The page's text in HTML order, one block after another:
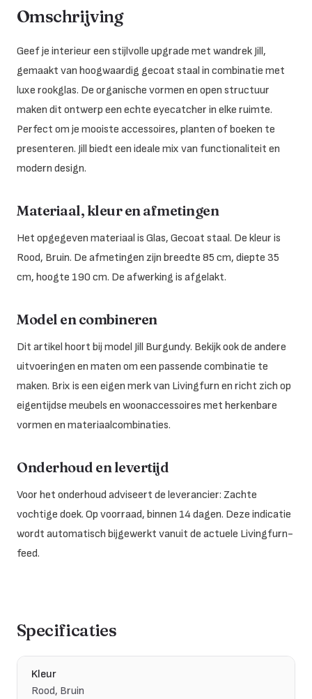
Omschrijving
Geef je interieur een stijlvolle upgrade met wandrek Jill,
gemaakt van hoogwaardig gecoat staal in combinatie met
luxe rookglas. De organische vormen en open structuur
maken dit ontwerp een echte eyecatcher in elke ruimte.
Perfect om je mooiste accessoires, planten of boeken te
presenteren. Jill biedt een ideale mix van functionaliteit en
modern design.
Materiaal, kleur en afmetingen
Het opgegeven materiaal is Glas, Gecoat staal. De kleur is
Rood, Bruin. De afmetingen zijn breedte 85 cm, diepte 35
cm, hoogte 190 cm. De afwerking is afgelakt.
Model en combineren
Dit artikel hoort bij model Jill Burgundy. Bekijk ook de andere
uitvoeringen en maten om een passende combinatie te
maken. Brix is een eigen merk van Livingfurn en richt zich op
eigentijdse meubels en woonaccessoires met herkenbare
vormen en materiaalcombinaties.
Onderhoud en levertijd
Voor het onderhoud adviseert de leverancier: Zachte
vochtige doek. Op voorraad, binnen 14 dagen. Deze indicatie
wordt automatisch bijgewerkt vanuit de actuele Livingfurn-
feed.
Specificaties
Kleur
Rood, Bruin